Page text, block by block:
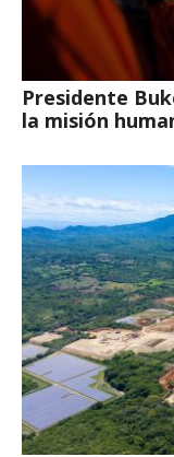
Presidente
la misión